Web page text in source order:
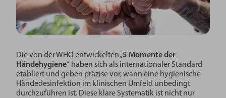
Die von der WHO entwickelten „5 Momente der
Händehygiene“ haben sich als internationaler Standard
etabliert und geben präzise vor, wann eine hygienische
Händedesinfektion im klinischen Umfeld unbedingt
durchzuführen ist. Diese klare Systematik ist nicht nur